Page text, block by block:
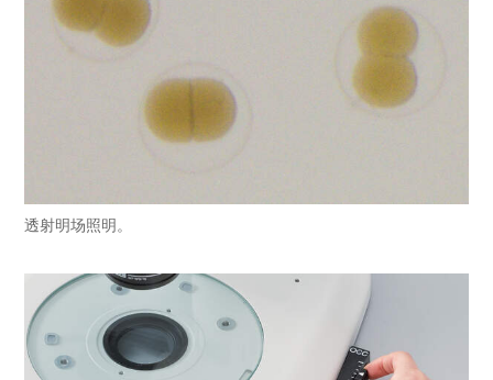
透射明场照明。